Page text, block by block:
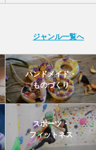
ジャンル一覧へ
ハンドメイド・
ものづくり
スポーツ・
フィットネス